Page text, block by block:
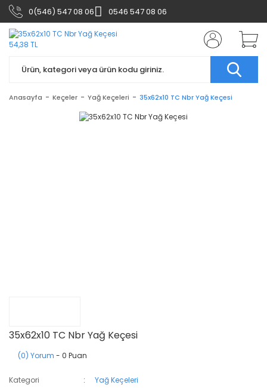
0(546) 547 08 06 0546 547 08 06
Anasayfa Keçeler Yağ Keçeleri 35x62x10 TC Nbr Yağ Keçesi
35x62x10 TC Nbr Yağ Keçesi
(0) Yorum - 0 Puan
Kategori
Yağ Keçeleri